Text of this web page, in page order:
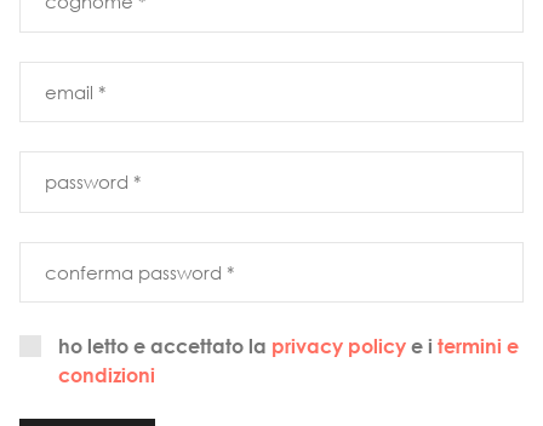
ho letto e accettato la privacy policy e i termini e
condizioni